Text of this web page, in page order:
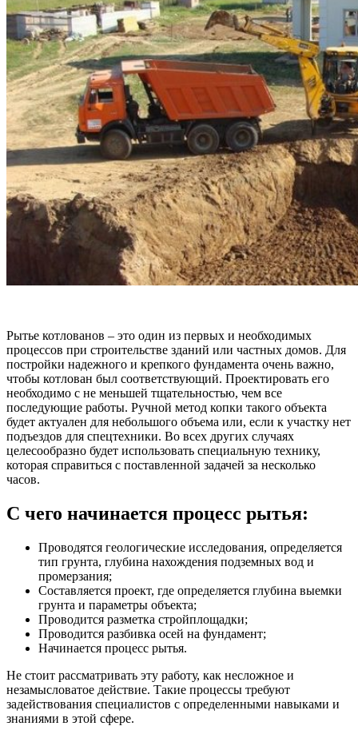
Рытье котлованов – это один из первых и необходимых
процессов при строительстве зданий или частных домов. Для
постройки надежного и крепкого фундамента очень важно,
чтобы котлован был соответствующий. Проектировать его
необходимо с не меньшей тщательностью, чем все
последующие работы. Ручной метод копки такого объекта
будет актуален для небольшого объема или, если к участку нет
подъездов для спецтехники. Во всех других случаях
целесообразно будет использовать специальную технику,
которая справиться с поставленной задачей за несколько
часов.
С чего начинается процесс рытья:
Проводятся геологические исследования, определяется
тип грунта, глубина нахождения подземных вод и
промерзания;
Составляется проект, где определяется глубина выемки
грунта и параметры объекта;
Проводится разметка стройплощадки;
Проводится разбивка осей на фундамент;
Начинается процесс рытья.
Не стоит рассматривать эту работу, как несложное и
незамысловатое действие. Такие процессы требуют
задействования специалистов с определенными навыками и
знаниями в этой сфере.